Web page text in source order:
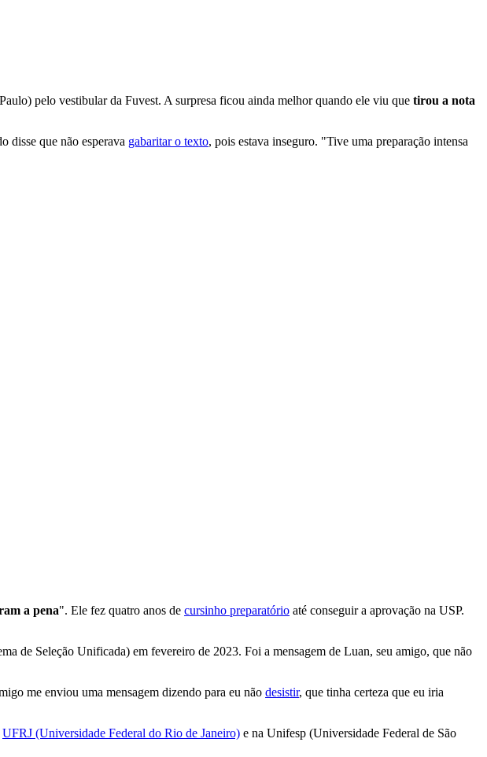
pelo vestibular da Fuvest. A surpresa ficou ainda melhor quando ele viu que tirou a nota
disse que não esperava gabaritar o texto, pois estava inseguro. "Tive uma preparação intensa
a pena". Ele fez quatro anos de cursinho preparatório até conseguir a aprovação na USP.
de Seleção Unificada) em fevereiro de 2023. Foi a mensagem de Luan, seu amigo, que não
me enviou uma mensagem dizendo para eu não desistir, que tinha certeza que eu iria
UFRJ (Universidade Federal do Rio de Janeiro) e na Unifesp (Universidade Federal de São